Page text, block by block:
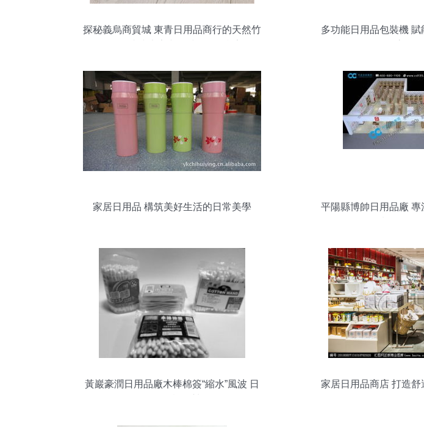
探秘義烏商貿城 東青日用品商行的天然竹
多功能日用品包裝機 賦
家居日用品 構筑美好生活的日常美學
平陽縣博帥日用品廠
黃巖豪潤日用品廠木棒棉簽“縮水”風波 日
家居日用品商店 打造